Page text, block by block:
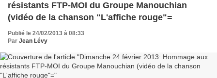
résistants FTP-MOI du Groupe Manouchian
(vidéo de la chanson "L'affiche rouge"=
Publié le 24/02/2013 à 08:33
Par Jean Lévy